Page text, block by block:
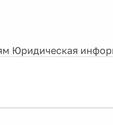
Юридическая